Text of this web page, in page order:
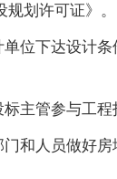
划许可证》。
下达设计条
管参与工程
人员做好房